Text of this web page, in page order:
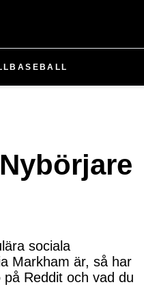
BASEBALL
sociala
Markham är, så har
Reddit och vad du